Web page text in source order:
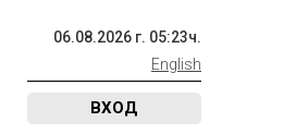
06.08.2026 г. 05:23ч.
English
ВХОД